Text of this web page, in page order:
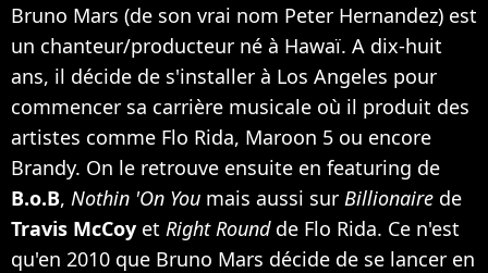
Bruno Mars (de son vrai nom Peter Hernandez) est
un chanteur/producteur né à Hawaï. A dix-huit
ans, il décide de s'installer à Los Angeles pour
commencer sa carrière musicale où il produit des
artistes comme Flo Rida, Maroon 5 ou encore
Brandy. On le retrouve ensuite en featuring de
B.o.B, Nothin 'On You mais aussi sur Billionaire de
Travis McCoy et Right Round de Flo Rida. Ce n'est
qu'en 2010 que Bruno Mars décide de se lancer en